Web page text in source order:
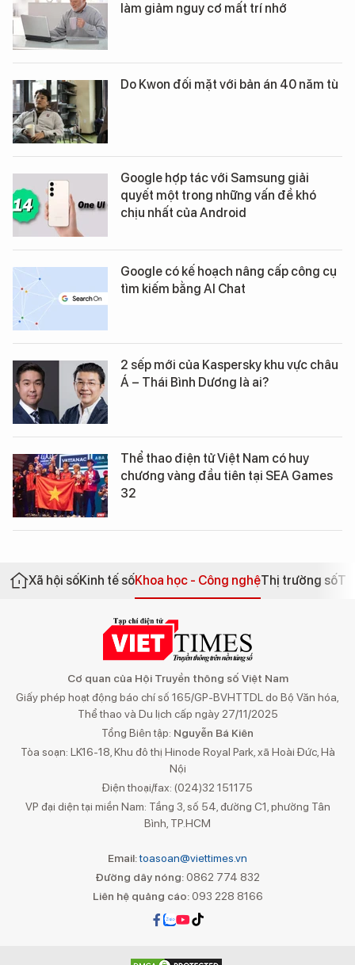
làm giảm nguy cơ mất trí nhớ
Do Kwon đối mặt với bản án 40 năm tù
Google hợp tác với Samsung giải
quyết một trong những vấn đề khó
chịu nhất của Android
Google có kế hoạch nâng cấp công cụ
tìm kiếm bằng AI Chat
2 sếp mới của Kaspersky khu vực châu
Á – Thái Bình Dương là ai?
Thể thao điện tử Việt Nam có huy
chương vàng đầu tiên tại SEA Games
32
Xã hội sốKinh tế sốKhoa học - Công nghệThị trường số
Cơ quan của Hội Truyền thông số Việt Nam
Giấy phép hoạt động báo chí số 165/GP-BVHTTDL do Bộ Văn hóa,
Thể thao và Du lịch cấp ngày 27/11/2025
Tổng Biên tập: Nguyễn Bá Kiên
Tòa soạn: LK16-18, Khu đô thị Hinode Royal Park, xã Hoài Đức, Hà
Nội
Điện thoại/fax: (024)32 151175
VP đại diện tại miền Nam: Tầng 3, số 54, đường C1, phường Tân
Bình, TP.HCM
Email:toasoan@viettimes.vn
Đường dây nóng: 0862 774 832
Liên hệ quảng cáo:093 228 8166